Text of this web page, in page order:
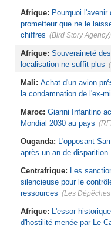
Afrique: Pourquoi
prometteur que ne le
chiffres (Bird Story Agency)
Afrique: Souveraineté
localisation ne suffit plus
Mali: Achat d'un avion
la condamnation de l'ex-
Maroc: Gianni Infantino
Mondial 2030 au pays
Ouganda: L'opposant
après un an de disparition
Centrafrique: Les
silencieuse pour le
ressources (Les
Afrique: L'essor
d'hostilité menée par Le